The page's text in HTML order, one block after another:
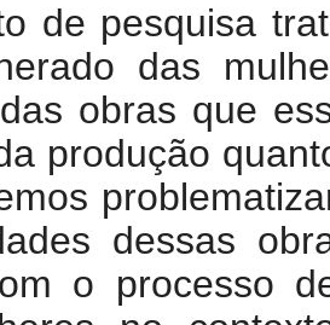
de pesquisa
das
obras que
produção
dessas
o processo